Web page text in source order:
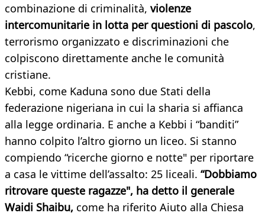
combinazione di criminalità, violenze
intercomunitarie in lotta per questioni di pascolo,
terrorismo organizzato e discriminazioni che
colpiscono direttamente anche le comunità
cristiane.
Kebbi, come Kaduna sono due Stati della
federazione nigeriana in cui la sharia si affianca
alla legge ordinaria. E anche a Kebbi i “banditi”
hanno colpito l’altro giorno un liceo. Si stanno
compiendo “ricerche giorno e notte" per riportare
a casa le vittime dell’assalto: 25 liceali. “Dobbiamo
ritrovare queste ragazze", ha detto il generale
Waidi Shaibu, come ha riferito Aiuto alla Chiesa